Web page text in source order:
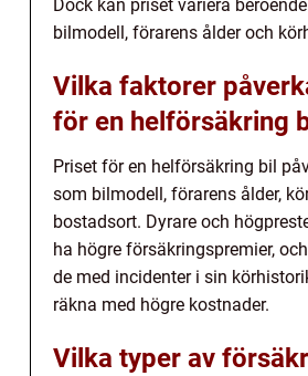
Dock kan priset variera
bilmodell, förarens ålder och
Vilka faktorer
för en helförsäkring
Priset för en helförsäkring bil
som bilmodell, förarens ålder,
bostadsort. Dyrare och
ha högre försäkringspremier,
de med incidenter i sin
räkna med högre kostnader.
Vilka typer av